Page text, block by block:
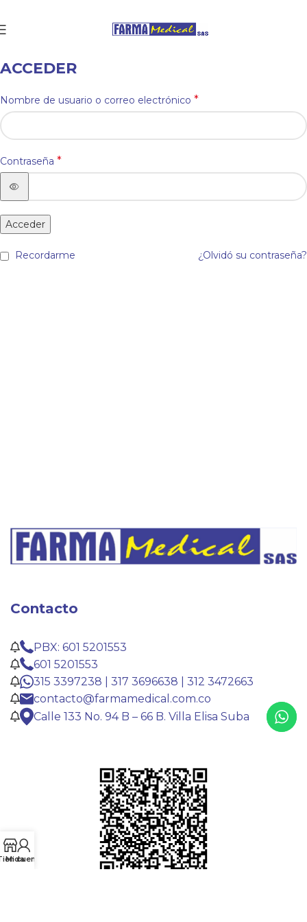
ACCEDER
Nombre de usuario o correo electrónico *
Contraseña *
Acceder
¿Olvidó su contraseña?
Recordarme
Contacto
PBX: 601 5201553
601 5201553
315 3397238 | 317 3696638 | 312 3472663
contacto@farmamedical.com.co
Calle 133 No. 94 B – 66 B. Villa Elisa Suba
Mi cuenta